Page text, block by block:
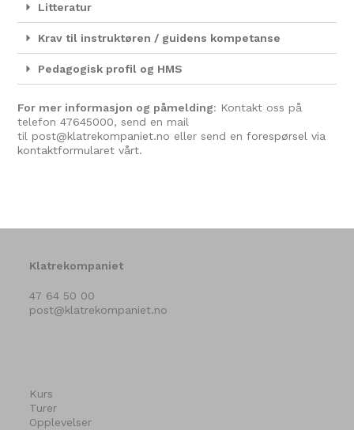
Litteratur
Krav til instruktøren / guidens kompetanse
Pedagogisk profil og HMS
For mer informasjon og påmelding: Kontakt oss på
telefon47645000, send en mail
til post@klatrekompaniet.no eller send enforespørsel via
kontaktformularet vårt.
Klatrekompaniet
47 64 50 00
post@klatrekompaniet.no
Kurs
Turer
Opplevelser